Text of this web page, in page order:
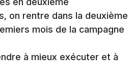
on rentre dans la deuxième
mois de la campagne
à mieux exécuter et à